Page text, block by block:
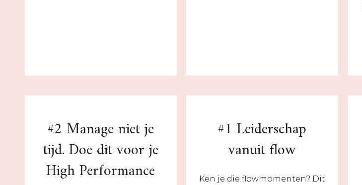
#2 Manage niet je
tijd. Doe dit voor je
High Performance
#1 Leiderschap
vanuit flow
Ken je die flowmomenten? Dit